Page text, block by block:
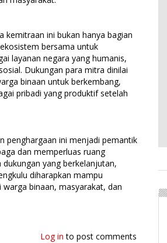
kemitraan ini bukan hanya bagian
bersama untuk
layanan negara yang humanis,
Dukungan para mitra dinilai
binaan untuk berkembang,
pribadi yang produktif setelah
penghargaan ini menjadi pemantik
dan memperluas ruang
yang berkelanjutan,
diharapkan mampu
binaan, masyarakat, dan
Log in to post comments